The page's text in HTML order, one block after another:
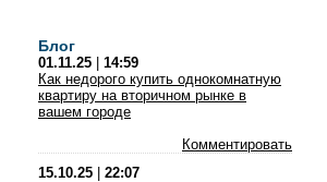
Блог
01.11.25
14:59
Как недорого купить однокомнатную
квартиру на вторичном рынке в
вашем городе
Комментировать
15.10.25
22:07